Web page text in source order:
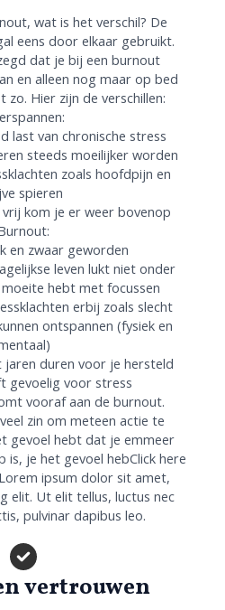
wat is het verschil? De
eens door elkaar gebruikt.
dat je bij een burnout
en alleen nog maar op bed
zo. Hier zijn de verschillen:
last van chronische stress
steeds moeilijker worden
zoals hoofdpijn en
spieren
kom je er weer bovenop
en zwaar geworden
leven lukt niet onder
hebt met focussen
erbij zoals slecht
ontspannen (fysiek en
duren voor je hersteld
gevoelig voor stress
vooraf aan de burnout.
zin om meteen actie te
gevoel hebt dat je emmeer
je het gevoel hebClick here
ipsum dolor sit amet,
elit. Ut elit tellus, luctus nec
pulvinar dapibus leo.
vertrouwen